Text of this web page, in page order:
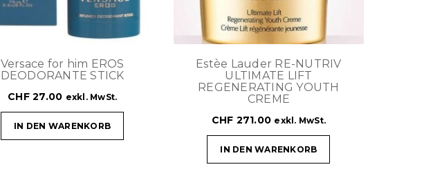
Versace for him EROS
DEODORANTE STICK
CHF27.00 exkl. MwSt.
IN DEN WARENKORB
Estèe Lauder RE-NUTRIV
ULTIMATE LIFT
REGENERATING YOUTH
CREME
CHF 271.00 exkl. MwSt.
IN DEN WARENKORB